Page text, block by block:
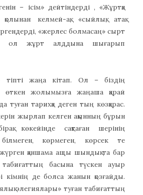
– ісім» дейтіндерді , «Жұртқа
келмей-ақ, «сыйлық, атақ
«жерлес болмасаң» сырт
ол жұрт алддына шығарып
жаңа кітап. Ол – біздің
өткен жолымызға жаңаша қарай
туған тарихқа деген тың көзқарас.
жырлап келген ақынның бұрын
көкейінде сақтаған шерінің
көрмеген, көрсек те
қаншама ащы шындық та бар
басына түскен ауыр
кімнің де болса жанын қозғайды.
элегиялары» туған табиғаттың